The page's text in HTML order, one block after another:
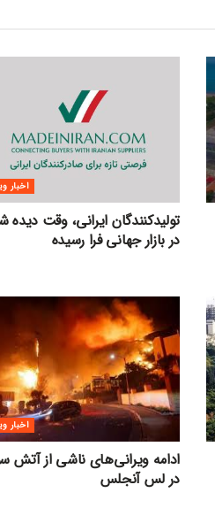
اخبار
تولیدکنندگان ایرانی، وقت
در بازار جهانی فرا رسیده
اخبار
ادامه ویرانی‌های ناشی از آتش
در لس آنجلس